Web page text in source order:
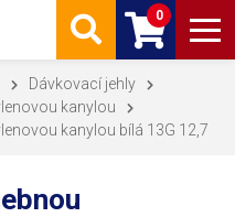
0
Dávkovací jehly
kanylou
kanylou bílá 13G 12,7